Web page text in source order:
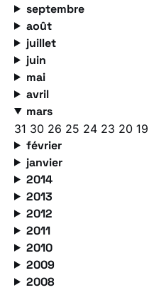
septembre
août
juillet
juin
mai
avril
mars
31 30 26 25 24 23 20 19
février
janvier
2014
2013
2012
2011
2010
2009
2008